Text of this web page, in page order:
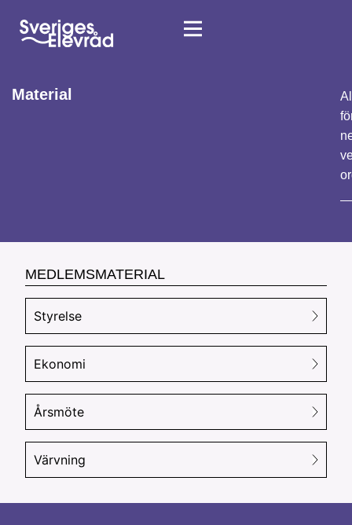
Material
MEDLEMSMATERIAL
Styrelse
Ekonomi
Årsmöte
Värvning